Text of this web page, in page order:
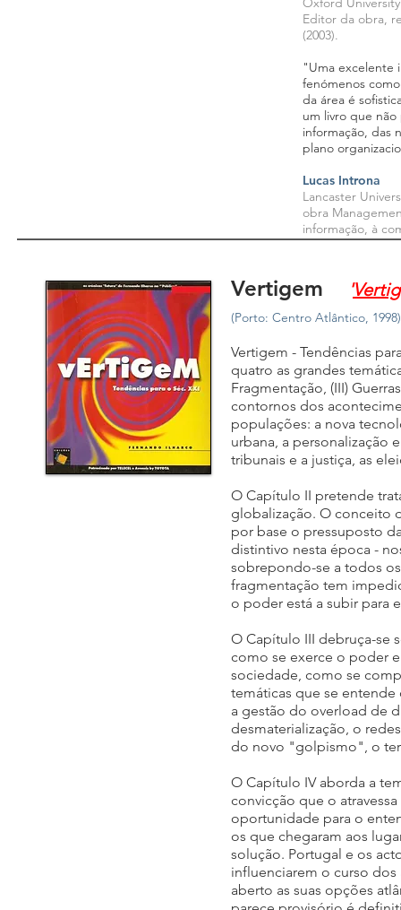
Editor da obra,
(2003).
"Uma excelente
fenómenos
da área é
um livro que
informação, das
plano
Lucas Introna
Lancaster
obra
informação, à
Vertigem '
(Porto: Centro Atlântico, 1998)
Vertigem - Tendências
quatro as grandes
Fragmentação, (III)
contornos dos
populações: a nova
urbana, a personalização
tribunais e a justiça, as
O Capítulo II pretende
globalização. O conceito
por base o pressuposto
distintivo nesta época -
sobrepondo-se a todos
fragmentação tem
o poder está a subir para
O Capítulo III debruça-se
como se exerce o poder
sociedade, como se
temáticas que se
a gestão do overload de
desmaterialização, o
do novo "golpismo", o
O Capítulo IV aborda a
convicção que o
oportunidade para o
os que chegaram aos
solução. Portugal e os
influenciarem o curso
aberto as suas opções